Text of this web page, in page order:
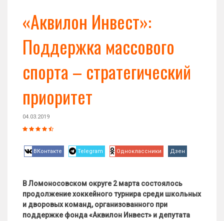
«Аквилон Инвест»:
Поддержка массового
спорта – стратегический
приоритет
04.03.2019
ВКонтакте Telegram Одноклассники Дзен
В Ломоносовском округе 2 марта состоялось
продолжение хоккейного турнира среди школьных
и дворовых команд, организованного при
поддержке фонда «Аквилон Инвест» и депутата